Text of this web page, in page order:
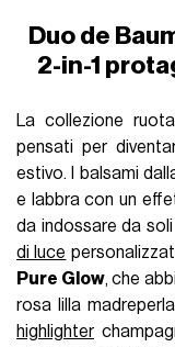
Duo de
2-in-1
La collezione
pensati per
estivo. I balsami
e labbra con un
da indossare da
di luce
Pure Glow, che
rosa lilla
highlighter